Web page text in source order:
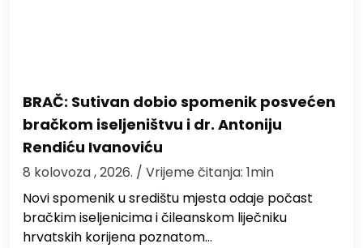
BRAČ: Sutivan dobio spomenik posvećen
bračkom iseljeništvu i dr. Antoniju
Rendiću Ivanoviću
8 kolovoza , 2026. / Vrijeme čitanja: 1min
Novi spomenik u središtu mjesta odaje počast
bračkim iseljenicima i čileanskom liječniku
hrvatskih korijena poznatom…